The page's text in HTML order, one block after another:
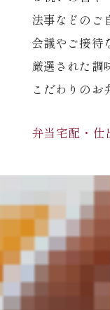
法事などのご
会議やご接待
厳選された調
こだわりのお
弁当宅配・仕